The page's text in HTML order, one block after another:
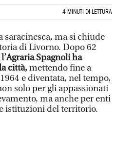
4 MINUTI DI LETTURA
saracinesca, ma si chiude
di Livorno. Dopo 62
l’Agraria Spagnoli ha
città,mettendo fine a
e diventata, nel tempo,
solo per gli appassionati
ma anche per enti
istituzioni del territorio.